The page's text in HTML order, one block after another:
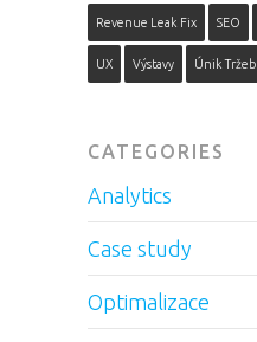
Revenue Leak Fix SEO
UX Výstavy Únik Tržeb
CATEGORIES
Analytics
Case study
Optimalizace